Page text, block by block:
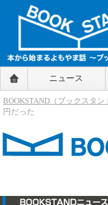
BOOKSTAND（ブック
～本から始まるよもや
BOOKSTAND（ブ
ックスタンド）
ニュース
BOOKSTAND（ブックスタン
円だった